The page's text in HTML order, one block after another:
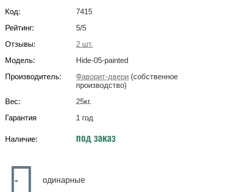
Код:
7415
Рейтинг:
5/5
Отзывы:
2 шт.
Модель:
Hide-05-painted
Производитель:
Фаворит-двери (собственное
производство)
Вес:
25кг.
Гарантия
1 год
Наличие: под заказ
одинарные